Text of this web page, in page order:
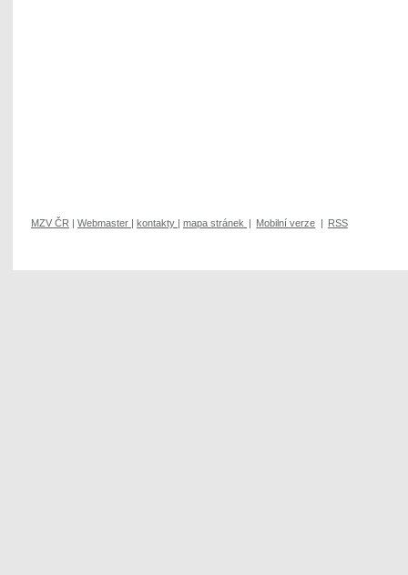
MZV ČR | Webmaster | kontakty | mapa stránek | Mobilní verze | RSS